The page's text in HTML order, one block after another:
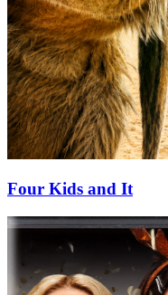
Four Kids and It